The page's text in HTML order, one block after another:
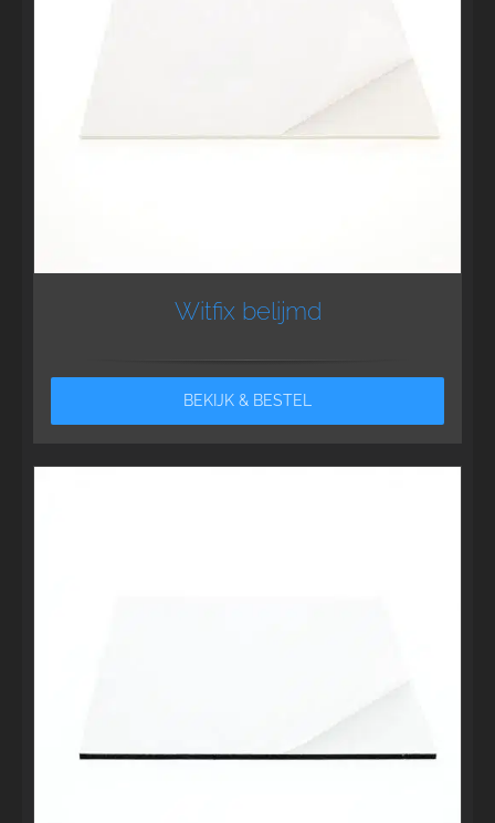
Witfix belijmd
BEKIJK & BESTEL